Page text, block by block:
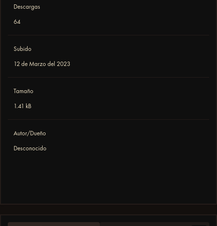
Descargas
64
Subido
12 de Marzo del 2023
Tamaño
1.41 kB
Autor/Dueño
Desconocido